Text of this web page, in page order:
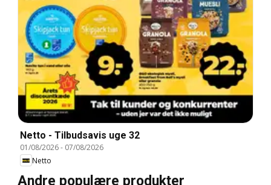
Netto - Tilbudsavis uge 32
01/08/2026- 07/08/2026
Netto
Andre populære produkter